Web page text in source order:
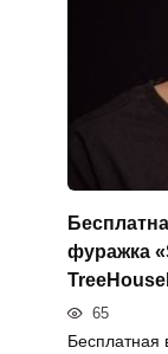
фуражка
65
Бесплатная